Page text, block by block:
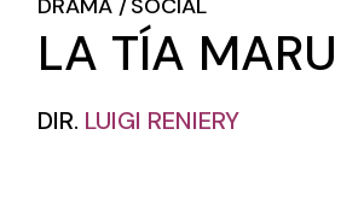
DRAMA SOCIAL
LA TÍA MARU
DIR. LUIGI RENIERY